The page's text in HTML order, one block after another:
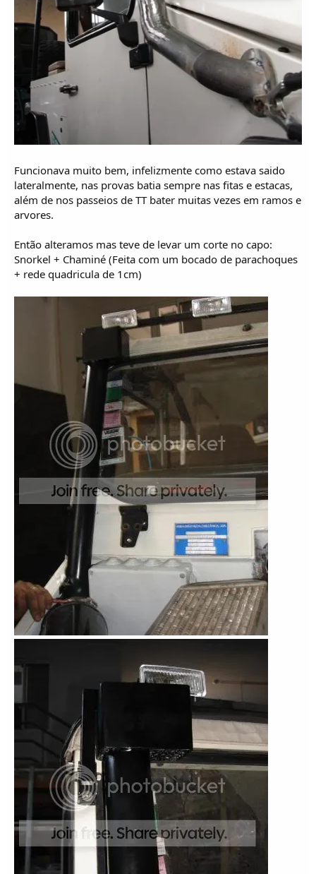
Funcionava muito bem, infelizmente como estava saido
lateralmente, nas provas batia sempre nas fitas e estacas,
além de nos passeios de TT bater muitas vezes em ramos e
arvores.
Então alteramos mas teve de levar um corte no capo:
Snorkel + Chaminé (Feita com um bocado de parachoques
+ rede quadricula de 1cm)